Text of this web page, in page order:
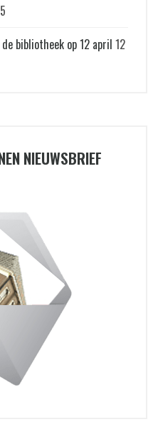
bibliotheek op 12 april 12
NIEUWSBRIEF